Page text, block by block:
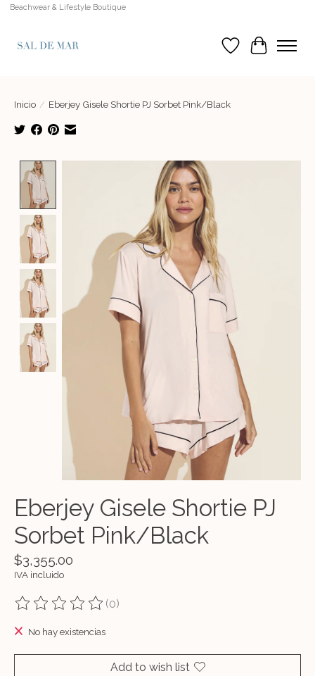
Beachwear & Lifestyle Boutique
Lista de deseos
Cesta
Inicio / Eberjey Gisele Shortie PJ Sorbet Pink/Black
Product image slideshow Items
Eberjey Gisele Shortie PJ
Sorbet Pink/Black
$3,355.00
IVA incluido
The rating of this product is
(0)
No hay existencias
Add to wish list